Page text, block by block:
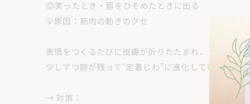
😊笑ったとき・眉をひそめたときに出る
💡原因：筋肉の動きのクセ
表情をつくるたびに皮膚が折りたたまれ、
少しずつ跡が残って“定着じわ”に進化していきます💦
→ 対策：